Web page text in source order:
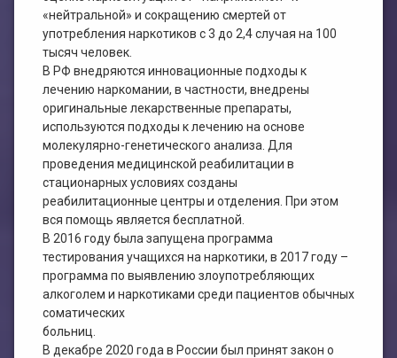
«нейтральной» и сокращению смертей от
употребления наркотиков с 3 до 2,4 случая на 100
тысяч человек.
В РФ внедряются инновационные подходы к
лечению наркомании, в частности, внедрены
оригинальные лекарственные препараты,
используются подходы к лечению на основе
молекулярно-генетического анализа. Для
проведения медицинской реабилитации в
стационарных условиях созданы
реабилитационные центры и отделения. При этом
вся помощь является бесплатной.
В 2016 году была запущена программа
тестирования учащихся на наркотики, в 2017 году –
программа по выявлению злоупотребляющих
алкоголем и наркотиками среди пациентов обычных
соматических
больниц.
В декабре 2020 года в России был принят закон о